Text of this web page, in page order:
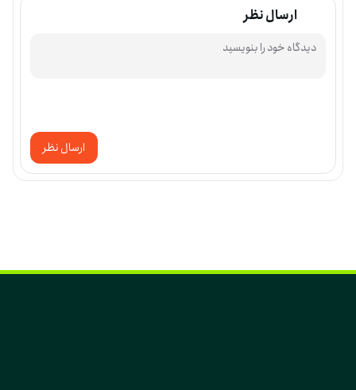
ارسال نظر
ارسال نظر